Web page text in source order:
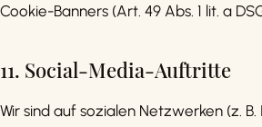
Cookie-Banners (Art. 49 Abs. 1 lit. a
11. Social-Media-Auftritte
Wir sind auf sozialen Netzwerken (z.